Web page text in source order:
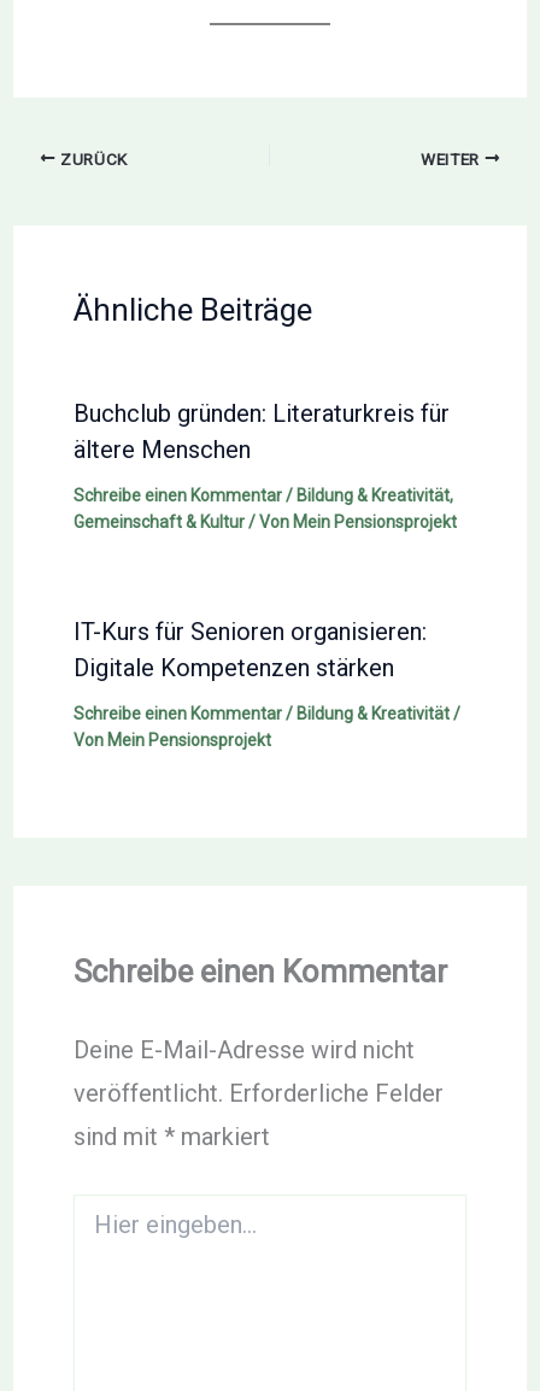
ZURÜCK WEITER
Ähnliche Beiträge
Buchclub gründen: Literaturkreis für
ältere Menschen
Schreibe einen Kommentar / Bildung & Kreativität,
Gemeinschaft & Kultur/ Von Mein Pensionsprojekt
IT-Kurs für Senioren organisieren:
Digitale Kompetenzen stärken
Schreibe einen Kommentar / Bildung & Kreativität/
Von Mein Pensionsprojekt
Schreibe einen Kommentar
Deine E-Mail-Adresse wird nicht
veröffentlicht. Erforderliche Felder
sind mit *markiert
eingeben…